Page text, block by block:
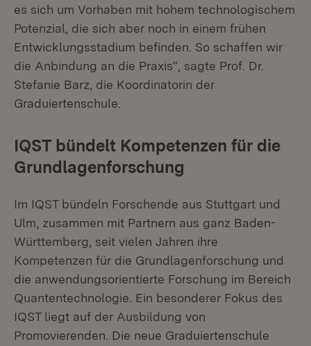
es sich um Vorhaben mit hohem technologischem
Potenzial, die sich aber noch in einem frühen
Entwicklungsstadium befinden. So schaffen wir
die Anbindung an die Praxis“, sagte Prof. Dr.
Stefanie Barz, die Koordinatorin der
Graduiertenschule.
IQST bündelt Kompetenzen für die
Grundlagenforschung
Im IQST bündeln Forschende aus Stuttgart und
Ulm, zusammen mit Partnern aus ganz Baden-
Württemberg, seit vielen Jahren ihre
Kompetenzen für die Grundlagenforschung und
die anwendungsorientierte Forschung im Bereich
Quantentechnologie. Ein besonderer Fokus des
IQST liegt auf der Ausbildung von
Promovierenden. Die neue Graduiertenschule